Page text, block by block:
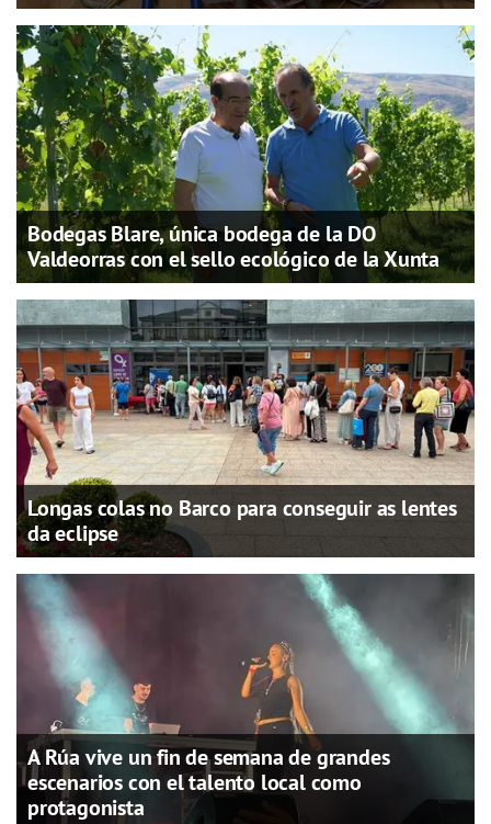
Bodegas Blare, única bodega de la DO
Valdeorras con el sello ecológico de la Xunta
Longas colas no Barco para conseguir as lentes
da eclipse
A Rúa vive un fin de semana de grandes
escenarios con el talento local como
protagonista